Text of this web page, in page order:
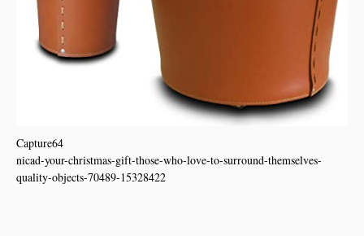
Capture64
nicad-your-christmas-gift-those-who-love-to-surround-themselves-
quality-objects-70489-15328422